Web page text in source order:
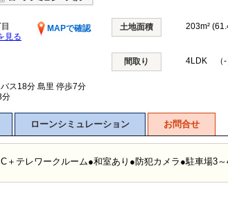
MAPで確認
見る
土地面積 203m²
間取り 4LDK （-
バス18分 島里 停歩7分
分
ローンシミュレーション お問合せ
＋テレワークルーム●和室あり●防犯カメラ●駐車場3